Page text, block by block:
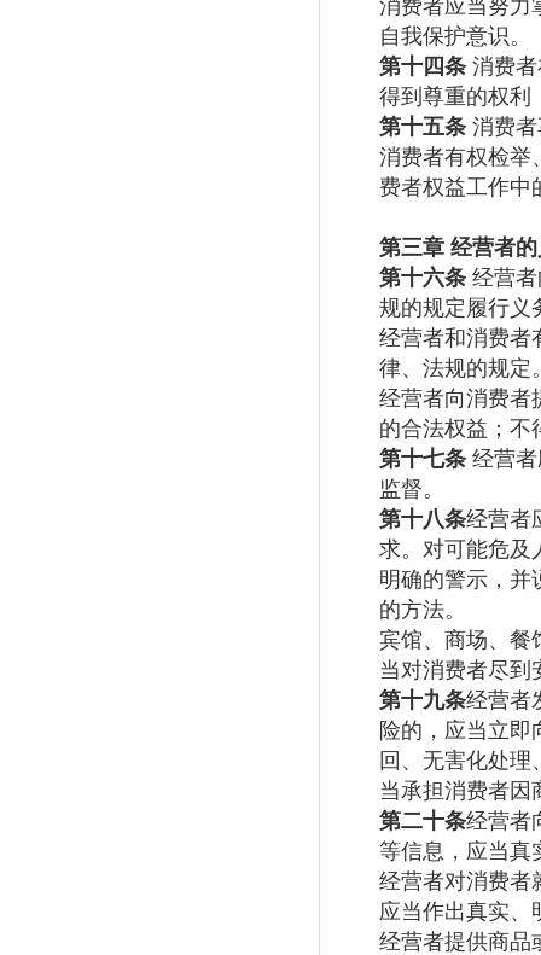
消费者应当努力
自我保护意识。
第十四条消费者
得到尊重的权利
第十五条消费者
消费者有权检举
费者权益工作中
第三章 经营者
第十六条经营者
规的规定履行义
经营者和消费者
律、法规的规定
经营者向消费者
的合法权益；不
第十七条经营者
监督。
第十八条经营者
求。对可能危及
明确的警示，并
的方法。
宾馆、商场、餐
当对消费者尽到
第十九条经营者
险的，应当立
回、无害化处
当承担消费者因
第二十条经营者
等信息，应当真
经营者对消费者
应当作出真实、
经营者提供商品